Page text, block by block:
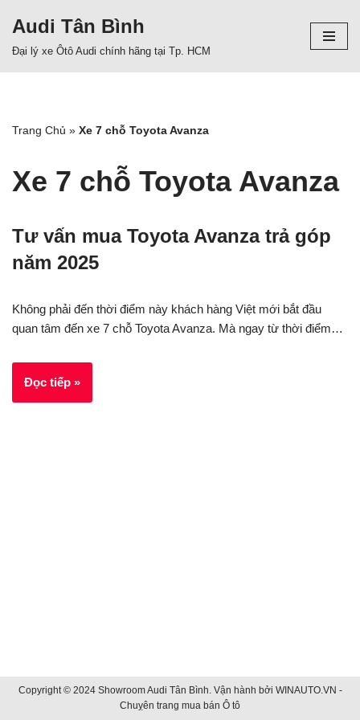
Audi Tân Bình
Đại lý xe Ôtô Audi chính hãng tại Tp. HCM
Trang Chủ » Xe 7 chỗ Toyota Avanza
Xe 7 chỗ Toyota Avanza
Tư vấn mua Toyota Avanza trả góp
năm 2025
Không phải đến thời điểm này khách hàng Việt mới bắt đầu
quan tâm đến xe 7 chỗ Toyota Avanza. Mà ngay từ thời điểm…
Đọc tiếp »
Copyright © 2024 Showroom Audi Tân Bình. Vận hành bởi WINAUTO.VN -
Chuỵên trang mua bán Ô tô